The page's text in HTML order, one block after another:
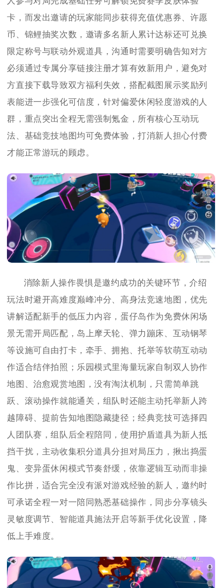
卡，而发出邀请的玩家能同步获得充值优惠券、许愿
币、锦鲤抽奖次数，邀请多名新人累计达标还可兑换
限定称号与联动外观道具，沟通时需要明确告知对方
必须通过专属分享链接注册才算有效新用户，避免对
方直接下载导致双方福利失效，搭配截图展示奖励列
表能进一步强化可信度，针对偏爱休闲轻度游戏的人
群，重点突出全程无需强制氪金，所有核心互动玩
法、基础竞技地图均可免费体验，打消新人担心付费
才能正常游玩的顾虑。
消除新人操作畏惧是邀约成功的关键环节，介绍
玩法时避开高难度巅峰冲分、高身法竞速地图，优先
讲解适配新手的低压力内容，蛋仔岛作为免费休闲场
景无需开局匹配，岛上摩天轮、弹力蹦床、互动钢琴
等设施可自由打卡，牵手、拥抱、托举等软萌互动动
作适合结伴拍照；乐园模式里海量玩家自制双人协作
地图、治愈观赏地图，没有淘汰机制，只需简单跳
跃、滚动操作就能通关，组队时还能主动托举新人跨
越障碍、提前告知地图隐藏捷径；经典竞技可选择四
人团队赛，组队后全程陪同，使用护盾道具为新人抵
挡干扰，主动收集积分道具分担对局压力，揪出捣蛋
鬼、变异蛋休闲模式节奏舒缓，依靠逻辑互动而非操
作比拼，适合完全没有派对游戏经验的新人，邀约时
可承诺全程一对一陪同熟悉基础操作，同步分享镜头
灵敏度调节、智能道具施法开启等新手优化设置，降
低上手难度。